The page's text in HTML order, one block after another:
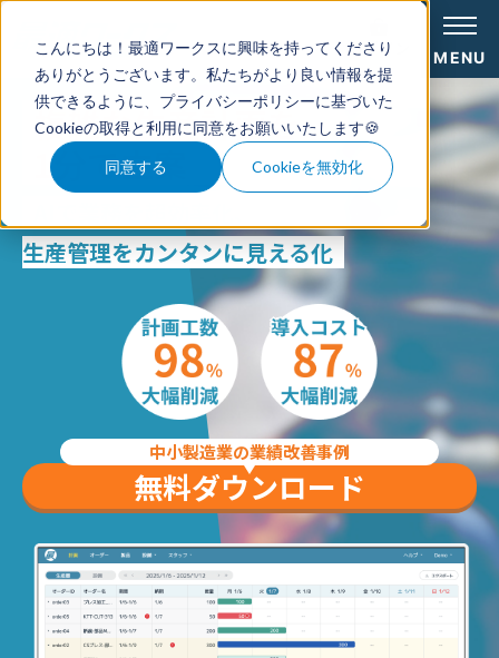
こんにちは！最適ワークスに興味を持ってくださり
ありがとうございます。私たちがより良い情報を提
供できるように、 プライバシーポリシーに基づいた
Cookieの取得と利用に同意をお願いいたします🍪
同意する Cookieを無効化
ログイン MENU
複雑な生産計画を
1分で立案
生産管理をカンタンに見える化
中小製造業の業績改善事例
無料ダウンロード